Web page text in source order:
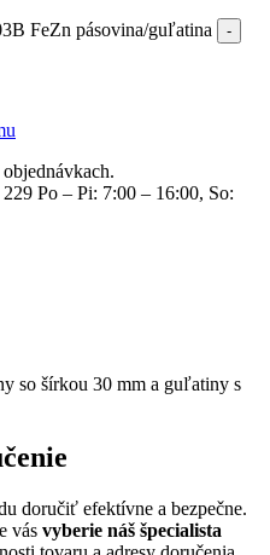
FeZn pásovina/guľatina
Po – Pi: 7:00 – 16:00, So:
so šírkou 30 mm a guľatiny s
doručiť efektívne a bezpečne.
vás vyberie náš špecialista